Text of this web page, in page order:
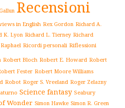
Recensioni
in English Rex Gordon Richard A.
K. Lyon Richard L. Tierney Richard
Ricordi personali Riflessioni
Robert Bloch Robert E. Howard Robert
Fester Robert Moore Williams
Robot Roger S. Vreeland Roger Zelazny
Science fantasy Seabury
Wonder Simon Hawke Simon R. Green